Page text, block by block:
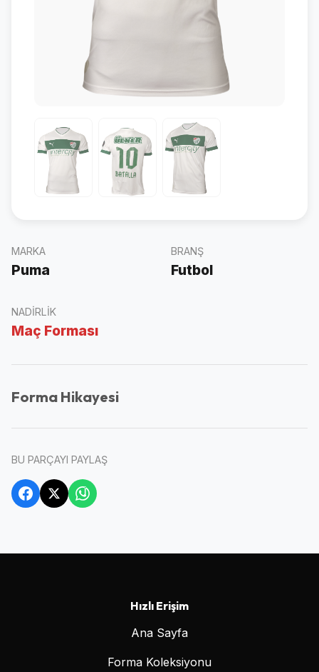
MARKA
Puma
BRANŞ
Futbol
NADIRLIK
Maç Forması
Forma Hikayesi
BU PARÇAYI PAYLAŞ
Hızlı Erişim
Ana Sayfa
Forma Koleksiyonu